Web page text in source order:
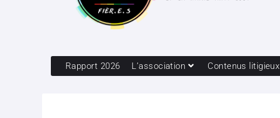
Rapport 2026 L’association Contenus litigieux